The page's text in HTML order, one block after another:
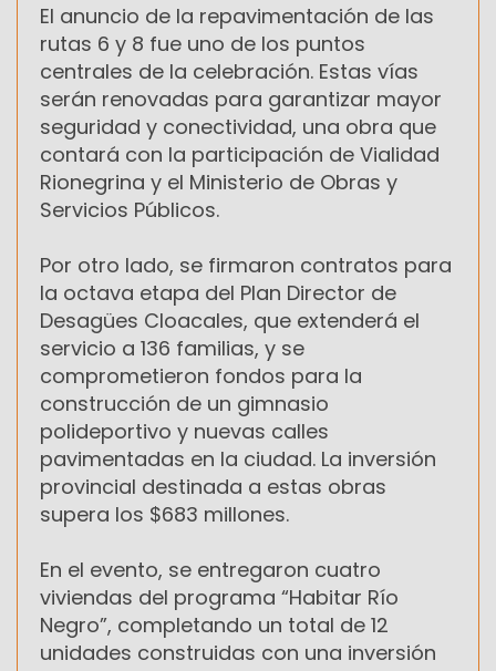
El anuncio de la repavimentación de las
rutas 6 y 8 fue uno de los puntos
centrales de la celebración. Estas vías
serán renovadas para garantizar mayor
seguridad y conectividad, una obra que
contará con la participación de Vialidad
Rionegrina y el Ministerio de Obras y
Servicios Públicos.
Por otro lado, se firmaron contratos para
la octava etapa del Plan Director de
Desagües Cloacales, que extenderá el
servicio a 136 familias, y se
comprometieron fondos para la
construcción de un gimnasio
polideportivo y nuevas calles
pavimentadas en la ciudad. La inversión
provincial destinada a estas obras
supera los $683 millones.
En el evento, se entregaron cuatro
viviendas del programa “Habitar Río
Negro”, completando un total de 12
unidades construidas con una inversión